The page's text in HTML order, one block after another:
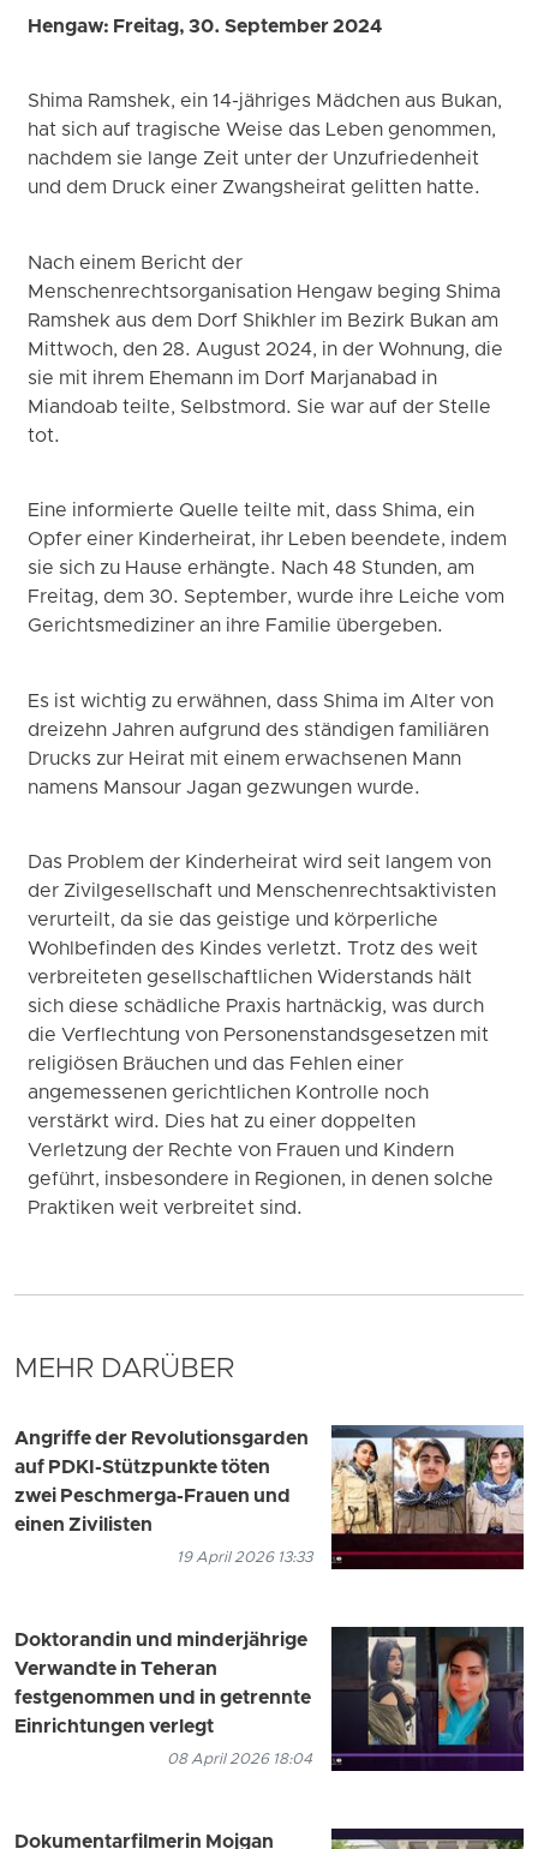
Hengaw: Freitag, 30. September 2024
Shima Ramshek, ein 14-jähriges Mädchen aus Bukan,
hat sich auf tragische Weise das Leben genommen,
nachdem sie lange Zeit unter der Unzufriedenheit
und dem Druck einer Zwangsheirat gelitten hatte.
Nach einem Bericht der
Menschenrechtsorganisation Hengaw beging Shima
Ramshek aus dem Dorf Shikhler im Bezirk Bukan am
Mittwoch, den 28. August 2024, in der Wohnung, die
sie mit ihrem Ehemann im Dorf Marjanabad in
Miandoab teilte, Selbstmord. Sie war auf der Stelle
tot.
Eine informierte Quelle teilte mit, dass Shima, ein
Opfer einer Kinderheirat, ihr Leben beendete, indem
sie sich zu Hause erhängte. Nach 48 Stunden, am
Freitag, dem 30. September, wurde ihre Leiche vom
Gerichtsmediziner an ihre Familie übergeben.
Es ist wichtig zu erwähnen, dass Shima im Alter von
dreizehn Jahren aufgrund des ständigen familiären
Drucks zur Heirat mit einem erwachsenen Mann
namens Mansour Jagan gezwungen wurde.
Das Problem der Kinderheirat wird seit langem von
der Zivilgesellschaft und Menschenrechtsaktivisten
verurteilt, da sie das geistige und körperliche
Wohlbefinden des Kindes verletzt. Trotz des weit
verbreiteten gesellschaftlichen Widerstands hält
sich diese schädliche Praxis hartnäckig, was durch
die Verflechtung von Personenstandsgesetzen mit
religiösen Bräuchen und das Fehlen einer
angemessenen gerichtlichen Kontrolle noch
verstärkt wird. Dies hat zu einer doppelten
Verletzung der Rechte von Frauen und Kindern
geführt, insbesondere in Regionen, in denen solche
Praktiken weit verbreitet sind.
MEHR DARÜBER
Angriffe der Revolutionsgarden
auf PDKI-Stützpunkte töten
zwei Peschmerga-Frauen und
einen Zivilisten
19 April 2026 13:33
Doktorandin und minderjährige
Verwandte in Teheran
festgenommen und in getrennte
Einrichtungen verlegt
08 April 2026 18:04
Dokumentarfilmerin Mojgan